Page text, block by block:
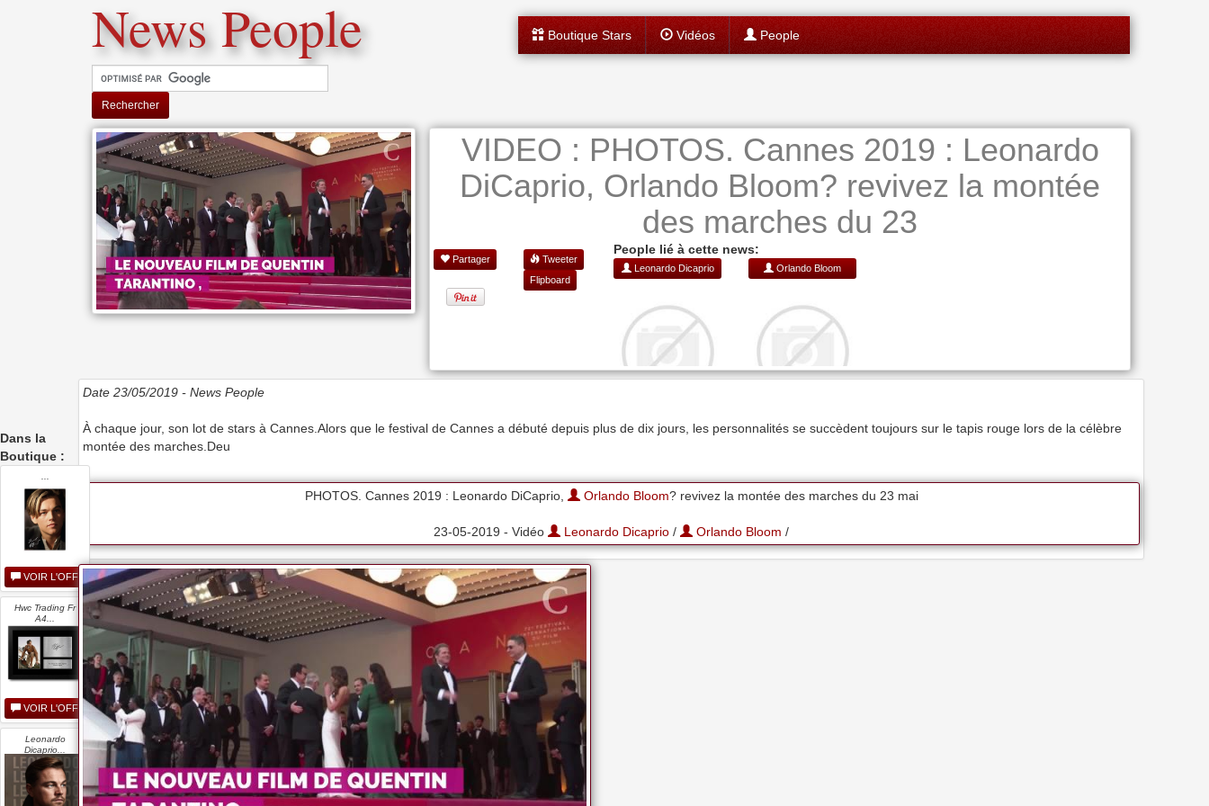
News People
Rechercher
Boutique Stars Vidéos People
VIDEO : PHOTOS. Cannes 2019 : Leonardo
DiCaprio, Orlando Bloom? revivez la montée
des marches du 23
Partager
Tweeter
Flipboard
People lié à cette news:
Leonardo Dicaprio Orlando Bloom
Date 23/05/2019 - News People
À chaque jour, son lot de stars à Cannes.Alors que le festival de Cannes a débuté depuis plus de dix jours, les personnalités se succèdent toujours sur le tapis rouge lors de la célèbre
montée des marches.Deu
PHOTOS. Cannes 2019 : Leonardo DiCaprio, Orlando Bloom? revivez la montée des marches du 23 mai
23-05-2019 - Vidéo Leonardo Dicaprio / Orlando Bloom /
Dans la
Boutique :
VOIR L'OFFRE
Hwc Trading Fr
A4...
VOIR L'OFFRE
Leonardo
Dicaprio...